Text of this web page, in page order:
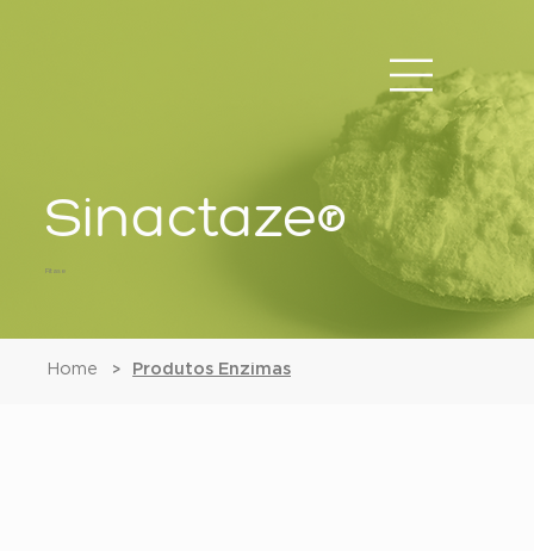
Sinactaze®
Fitase
Home > Produtos Enzimas